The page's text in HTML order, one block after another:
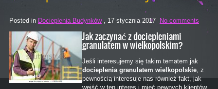
Posted in Docieplenia Budynków , 17 stycznia 2017 No comments
Jak zaczynać z dociepleniami
granulatem w wielkopolskim?
Jeśli interesujemy się takim tematem jak
docieplenia granulatem wielkopolskie, z
pewnością interesuje nas również fakt, jak
wejść w ten interes i mieć pewnych klientów.